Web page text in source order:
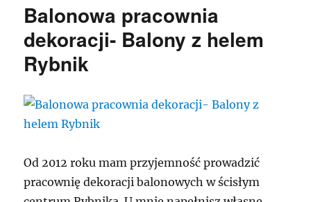
Balonowa pracownia
dekoracji- Balony z helem
Rybnik
Od 2012 roku mam przyjemność prowadzić
pracownię dekoracji balonowych w ścisłym